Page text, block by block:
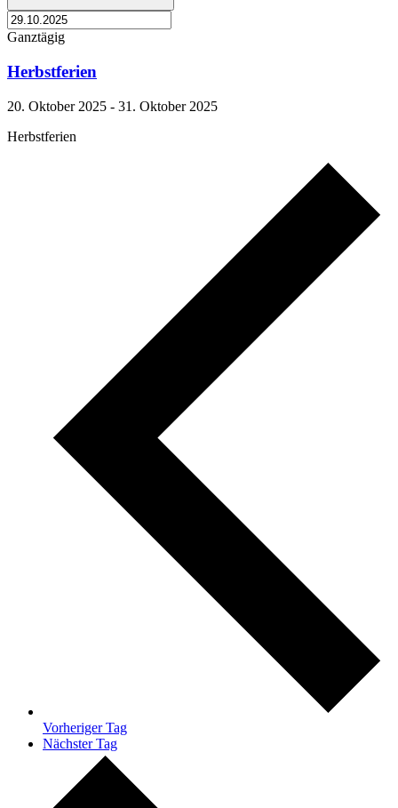
Ganztägig
Herbstferien
20. Oktober 2025 - 31. Oktober 2025
Herbstferien
Vorheriger Tag
Nächster Tag